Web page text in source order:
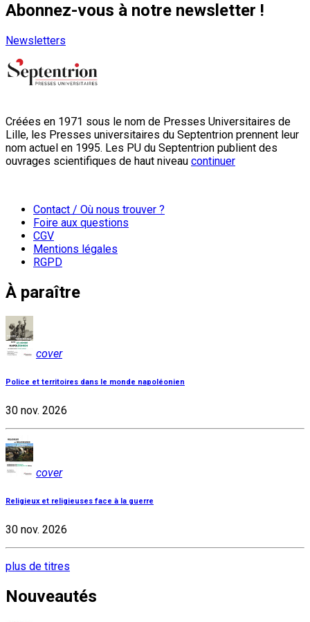
Abonnez-vous à notre newsletter !
Newsletters
Créées en 1971 sous le nom de Presses Universitaires de
Lille, les Presses universitaires du Septentrion prennent leur
nom actuel en 1995. Les PU du Septentrion publient des
ouvrages scientifiques de haut niveau continuer
Contact / Où nous trouver ?
Foire aux questions
CGV
Mentions légales
RGPD
À paraître
cover
Police et territoires dans le monde napoléonien
30 nov. 2026
cover
Religieux et religieuses face à la guerre
30 nov. 2026
plus de titres
Nouveautés